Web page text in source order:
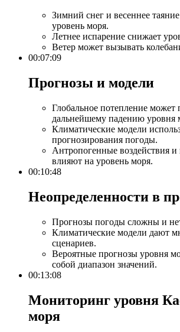
Зимний снег и весеннее
уровень моря.
Летнее испарение снижает
Ветер может вызывать
00:07:09
Прогнозы и модели​
Глобальное потепление может
дальнейшему падению уровня
Климатические модели
прогнозирования погоды.
Антропогенные воздействия и
влияют на уровень моря.
00:10:48
Неопределенности в
Прогнозы погоды сложны и
Климатические модели дают
сценариев.
Вероятные прогнозы уровня
собой диапазон значений.
00:13:08
Мониторинг уровня
моря​